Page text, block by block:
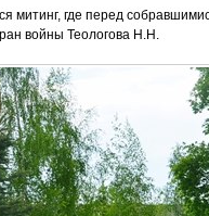
митинг, где перед
войны Теологова Н.Н.